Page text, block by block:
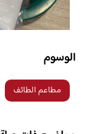
الوسوم
مطاعم الطائف